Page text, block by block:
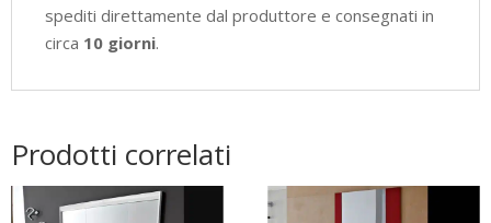
spediti direttamente dal produttore e consegnati in
circa 10 giorni.
Prodotti correlati